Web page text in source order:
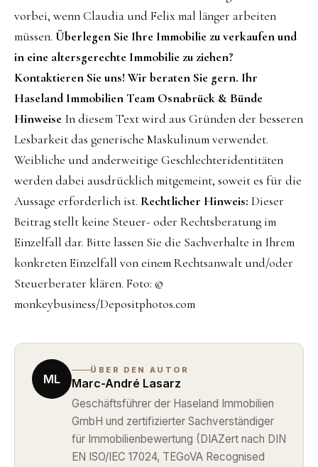
vorbei, wenn Claudia und Felix mal länger arbeiten
müssen. Überlegen Sie Ihre Immobilie zu verkaufen und
in eine altersgerechte Immobilie zu ziehen?
Kontaktieren Sie uns! Wir beraten Sie gern. Ihr
Haseland Immobilien Team Osnabrück & Bünde
Hinweise In diesem Text wird aus Gründen der besseren
Lesbarkeit das generische Maskulinum verwendet.
Weibliche und anderweitige Geschlechteridentitäten
werden dabei ausdrücklich mitgemeint, soweit es für die
Aussage erforderlich ist. Rechtlicher Hinweis: Dieser
Beitrag stellt keine Steuer- oder Rechtsberatung im
Einzelfall dar. Bitte lassen Sie die Sachverhalte in Ihrem
konkreten Einzelfall von einem Rechtsanwalt und/oder
Steuerberater klären. Foto: ©
monkeybusiness/Depositphotos.com
ML
ÜBER DEN AUTOR
Marc-André Lasarz
Geschäftsführer der Haseland Immobilien
GmbH und zertifizierter Sachverständiger
für Immobilienbewertung (DIAZert nach DIN
EN ISO/IEC 17024, TEGoVA Recognised